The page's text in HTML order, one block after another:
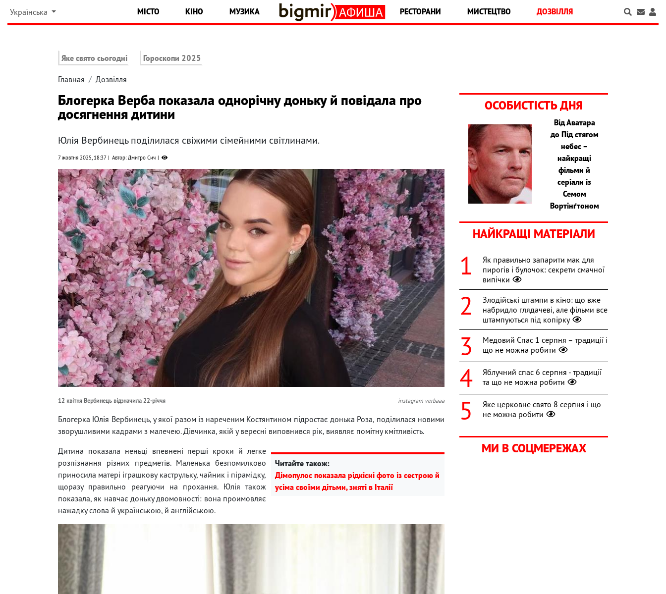
Українська МІСТО КІНО МУЗИКА РЕСТОРАНИ МИСТЕЦТВО ДОЗВІЛЛЯ
Яке свято сьогодні Гороскопи 2025
Главная Дозвілля
Блогерка Верба показала однорічну доньку й повідала про
досягнення дитини
Юлія Вербинець поділилася свіжими сімейними світлинами.
7 жовтня 2025, 18:37 Автор: Дмитро Сич
12 квітня Вербинець відзначила 22-річчя instagram verbaaa
Блогерка Юлія Вербинець, у якої разом із нареченим Костянтином підростає донька Роза, поділилася новими
зворушливими кадрами з малечею. Дівчинка, якій у вересні виповнився рік, виявляє помітну кмітливість.
Читайте також:
Дімопулос показала рідкісні фото із сестрою й
усіма своїми дітьми, зняті в Італії
Дитина показала неньці впевнені перші кроки й легке
розпізнання різних предметів. Маленька безпомилково
приносила матері іграшкову каструльку, чайник і пірамідку,
щоразу правильно реагуючи на прохання. Юлія також
показала, як навчає доньку двомовності: вона проимовляє
нажадку слова й українською, й англійською.
ОСОБИСТІСТЬ ДНЯ
Від Аватара
до Під стягом
небес –
найкращі
фільми й
серіали із
Семом
Вортінґтоном
НАЙКРАЩІ МАТЕРІАЛИ
Як правильно запарити мак для
пирогів і булочок: секрети смачної
випічки
Злодійські штампи в кіно: що вже
набридло глядачеві, але фільми все
штампуються під копірку
Медовий Спас 1 серпня – традиції і
що не можна робити
Яблучний спас 6 серпня - традиції
та що не можна робити
Яке церковне свято 8 серпня і що
не можна робити
МИ В СОЦМЕРЕЖАХ